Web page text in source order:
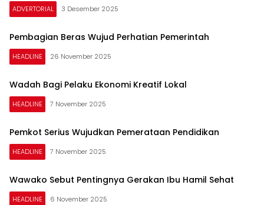
ADVERTORIAL 3 Desember 2025
Pembagian Beras Wujud Perhatian Pemerintah
HEADLINE 26 November 2025
Wadah Bagi Pelaku Ekonomi Kreatif Lokal
HEADLINE 7 November 2025
Pemkot Serius Wujudkan Pemerataan Pendidikan
HEADLINE 7 November 2025
Wawako Sebut Pentingnya Gerakan Ibu Hamil Sehat
HEADLINE 6 November 2025